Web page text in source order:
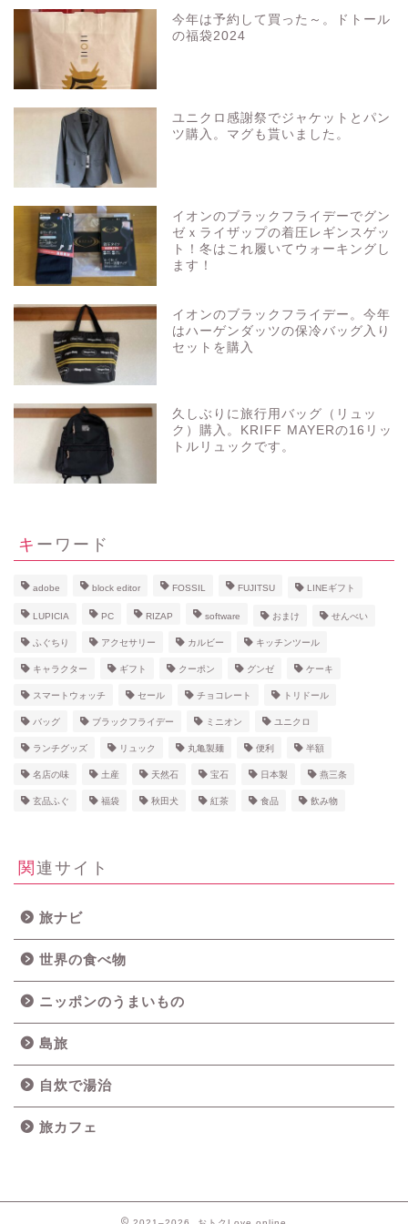
今年は予約して買った～。ドトール
の福袋2024
ユニクロ感謝祭でジャケットとパン
ツ購入。マグも貰いました。
イオンのブラックフライデーでグン
ゼｘライザップの着圧レギンスゲッ
ト！冬はこれ履いてウォーキングし
ます！
イオンのブラックフライデー。今年
はハーゲンダッツの保冷バッグ入り
セットを購入
久しぶりに旅行用バッグ（リュッ
ク）購入。KRIFF MAYERの16リッ
トルリュックです。
キーワード
adobe block editor FOSSIL FUJITSU LINEギフト
LUPICIA PC RIZAP software おまけ せんべい
ふぐちり アクセサリー カルビー キッチンツール
キャラクター ギフト クーポン グンゼ ケーキ
スマートウォッチ セール チョコレート トリドール
バッグ ブラックフライデー ミニオン ユニクロ
ランチグッズ リュック 丸亀製麺 便利 半額
名店の味 土産 天然石 宝石 日本製 燕三条
玄品ふぐ 福袋 秋田犬 紅茶 食品 飲み物
関連サイト
旅ナビ
世界の食べ物
ニッポンのうまいもの
島旅
自炊で湯治
旅カフェ